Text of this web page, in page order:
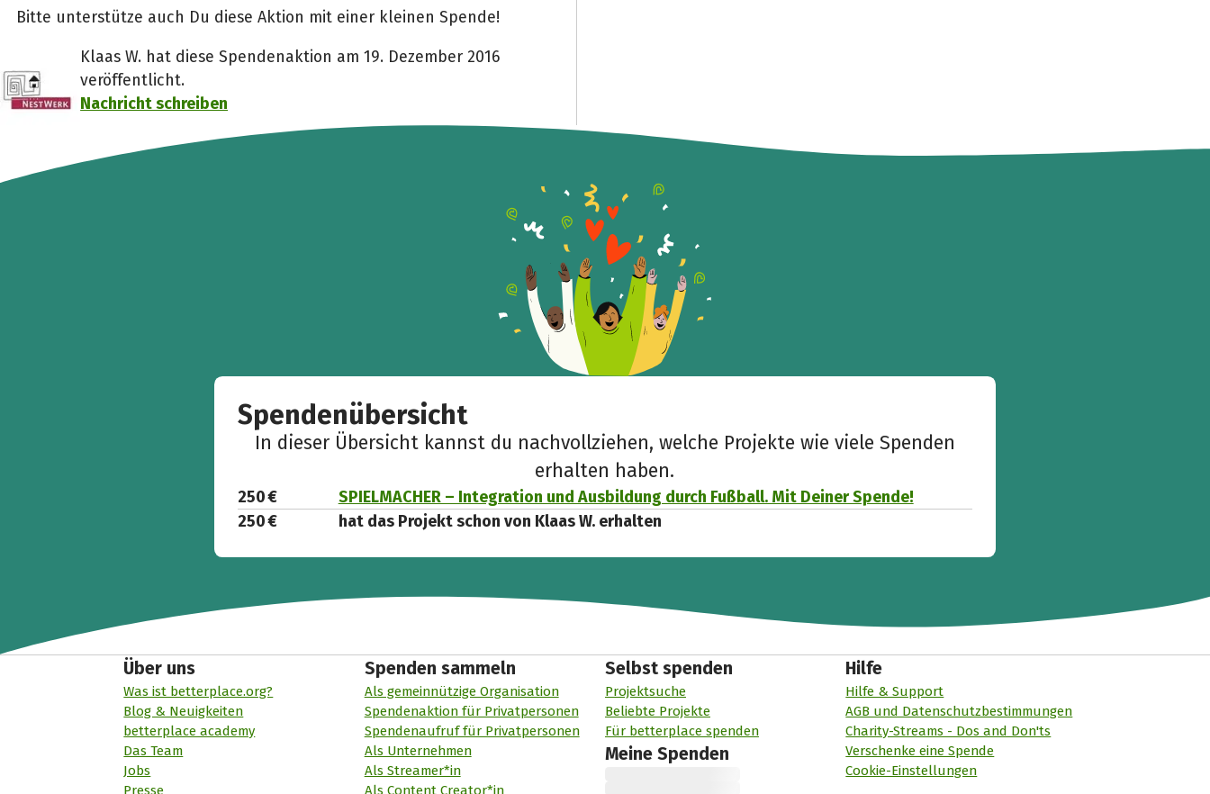
Bitte unterstütze auch Du diese Aktion mit einer kleinen Spende!
Klaas W. hat diese Spendenaktion am 19. Dezember 2016
veröffentlicht.
Nachricht schreiben
Spendenübersicht
In dieser Übersicht kannst du nachvollziehen, welche Projekte wie viele Spenden
erhalten haben.
250 €
SPIELMACHER – Integration und Ausbildung durch Fußball. Mit Deiner Spende!
250 €
hat das Projekt schon von Klaas W. erhalten
Über uns
Was ist betterplace.org?
Blog & Neuigkeiten
betterplace academy
Das Team
Jobs
Presse
Spenden sammeln
Als gemeinnützige Organisation
Spendenaktion für Privatpersonen
Spendenaufruf für Privatpersonen
Als Unternehmen
Als Streamer*in
Als Content Creator*in
Selbst spenden
Projektsuche
Beliebte Projekte
Für betterplace spenden
Meine Spenden
Hilfe
Hilfe & Support
AGB und Datenschutzbestimmungen
Charity-Streams - Dos and Don'ts
Verschenke eine Spende
Cookie-Einstellungen